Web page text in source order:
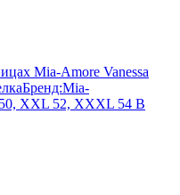
Mia-Amore Vanessa
Бренд:Mia-
XXL 52, XXXL 54 В